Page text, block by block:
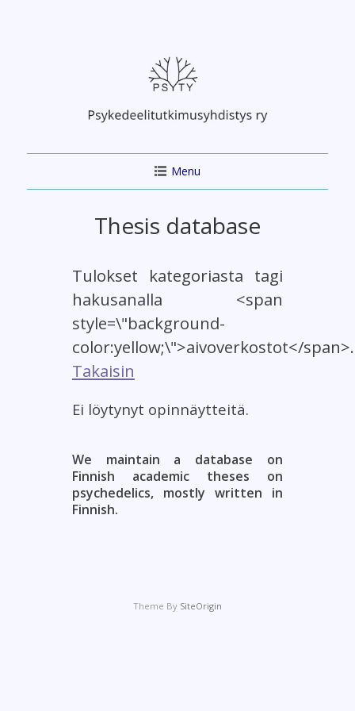
Menu
Thesis database
Tulokset kategoriasta tagi
hakusanalla <span
style=\"background-
color:yellow;\">aivoverkostot</span>.
Takaisin
Ei löytynyt opinnäytteitä.
We maintain a database on
Finnish academic theses on
psychedelics, mostly written in
Finnish.
Theme By SiteOrigin